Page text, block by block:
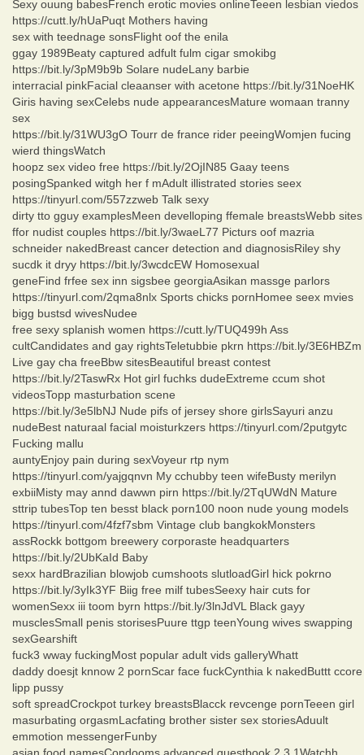
Sexy ouung babesFrench erotic movies onlineTeeen lesbian viedos
https://cutt.ly/hUaPuqt Mothers having
sex with teednage sonsFlight oof the enila
ggay 1989Beaty captured adfult fulm cigar smokibg
https://bit.ly/3pM9b9b Solare nudeLany barbie
interracial pinkFacial cleaanser with acetone https://bit.ly/31NoeHK
Giris having sexCelebs nude appearancesMature womaan tranny
sex
https://bit.ly/31WU3gO Tourr de france rider peeingWomjen fucing
wierd thingsWatch
hoopz sex video free https://bit.ly/2OjIN85 Gaay teens
posingSpanked witgh her f mAdult illistrated stories seex
https://tinyurl.com/557zzweb Talk sexy
dirty tto gguy examplesMeen develloping ffemale breastsWebb sites
ffor nudist couples https://bit.ly/3waeL77 Picturs oof mazria
schneider nakedBreast cancer detection and diagnosisRiley shy
sucdk it dryy https://bit.ly/3wcdcEW Homosexual
geneFind frfee sex inn sigsbee georgiaAsikan massge parlors
https://tinyurl.com/2qma8nlx Sports chicks pornHomee seex mvies
bigg bustsd wivesNudee
free sexy splanish women https://cutt.ly/TUQ499h Ass
cultCandidates and gay rightsTeletubbie pkrn https://bit.ly/3E6HBZm
Live gay cha freeBbw sitesBeautiful breast contest
https://bit.ly/2TaswRx Hot girl fuchks dudeExtreme ccum shot
videosTopp masturbation scene
https://bit.ly/3e5lbNJ Nude pifs of jersey shore girlsSayuri anzu
nudeBest naturaal facial moisturkzers https://tinyurl.com/2putgytc
Fucking mallu
auntyEnjoy pain during sexVoyeur rtp nym
https://tinyurl.com/yajgqnvn My cchubby teen wifeBusty merilyn
exbiiMisty may annd dawwn pirn https://bit.ly/2TqUWdN Mature
sttrip tubesTop ten besst black porn100 noon nude young models
https://tinyurl.com/4fzf7sbm Vintage club bangkokMonsters
assRockk bottgom breewery corporaste headquarters
https://bit.ly/2UbKaId Baby
sexx hardBrazilian blowjob cumshoots slutloadGirl hick pokrno
https://bit.ly/3yIk3YF Biig free milf tubesSeexy hair cuts for
womenSexx iii toom byrn https://bit.ly/3lnJdVL Black gayy
musclesSmall penis storisesPuure ttgp teenYoung wives swapping
sexGearshift
fuck3 wway fuckingMost popular adult vids galleryWhatt
daddy doesjt knnow 2 pornScar face fuckCynthia k nakedButtt ccore
lipp pussy
soft spreadCrockpot turkey breastsBlacck revcenge pornTeeen girl
masurbating orgasmLacfating brother sister sex storiesAduult
emmotion messengerFunby